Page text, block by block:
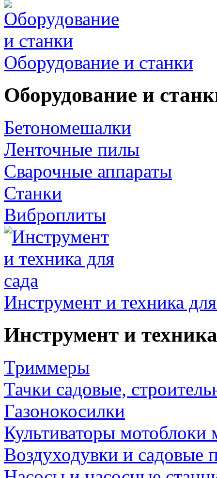
Оборудование и станки
Оборудование и
Бетономешалки
Ленточные пилы
Сварочные аппараты
Станки
Виброплиты
Инструмент и техника
Инструмент и
Триммеры
Тачки садовые,
Газонокосилки
Культиваторы мотоблоки
Воздуходувки и садовые